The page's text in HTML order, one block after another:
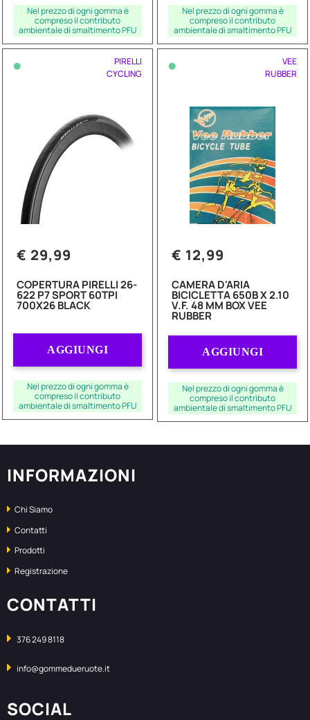
Nel prezzo di ogni gomma è
compreso il contributo
ambientale di smaltimento PFU
Nel prezzo di ogni gomma è
compreso il contributo
ambientale di smaltimento PFU
•
PIRELLI
CYCLING
€ 29,99
COPERTURA PIRELLI 26-
622 P7 SPORT 60TPI
700X26 BLACK
AGGIUNGI
Nel prezzo di ogni gomma è
compreso il contributo
ambientale di smaltimento PFU
•
VEE
RUBBER
€ 12,99
CAMERA D'ARIA
BICICLETTA 650B X 2.10
V.F. 48 MM BOX VEE
RUBBER
AGGIUNGI
Nel prezzo di ogni gomma è
compreso il contributo
ambientale di smaltimento PFU
INFORMAZIONI
Chi Siamo
Contatti
Prodotti
Registrazione
CONTATTI
376 249 8118
info@gommedueruote.it
SOCIAL